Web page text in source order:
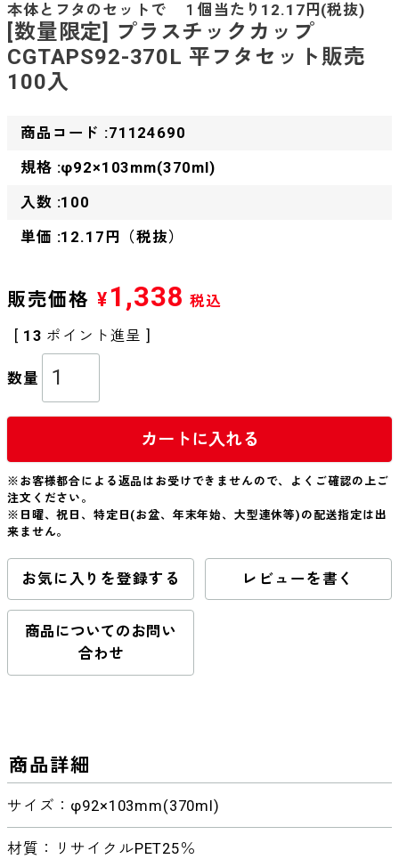
本体とフタのセットで １個当たり12.17円(税抜)
[数量限定] プラスチックカップ
CGTAPS92-370L 平フタセット販売
100入
商品コード :71124690
規格 :φ92×103mm(370ml)
入数 :100
単価 :12.17円（税抜）
販売価格 ¥ 1,338 税込
[ 13 ポイント進呈 ]
カートに入れる
※お客様都合による返品はお受けできませんので、よくご確認の上ご
注文ください。
※日曜、祝日、特定日(お盆、年末年始、大型連休等)の配送指定は出
来ません。
お気に入りを登録する レビューを書く
商品についてのお問い
合わせ
商品詳細
サイズ：φ92×103mm(370ml)
材質：リサイクルPET25％